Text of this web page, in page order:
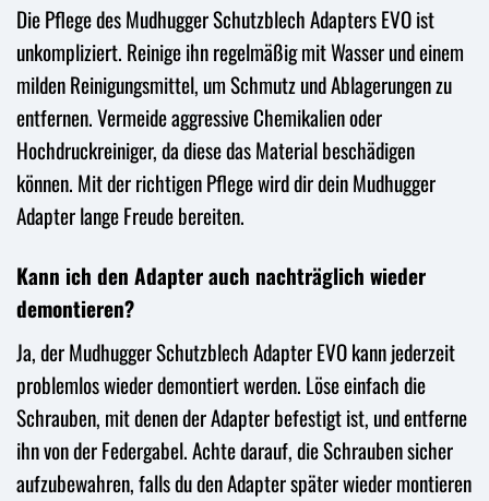
Die Pflege des Mudhugger Schutzblech Adapters EVO ist
unkompliziert. Reinige ihn regelmäßig mit Wasser und einem
milden Reinigungsmittel, um Schmutz und Ablagerungen zu
entfernen. Vermeide aggressive Chemikalien oder
Hochdruckreiniger, da diese das Material beschädigen
können. Mit der richtigen Pflege wird dir dein Mudhugger
Adapter lange Freude bereiten.
Kann ich den Adapter auch nachträglich wieder
demontieren?
Ja, der Mudhugger Schutzblech Adapter EVO kann jederzeit
problemlos wieder demontiert werden. Löse einfach die
Schrauben, mit denen der Adapter befestigt ist, und entferne
ihn von der Federgabel. Achte darauf, die Schrauben sicher
aufzubewahren, falls du den Adapter später wieder montieren